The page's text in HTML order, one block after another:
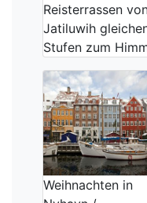
Reisterrassen
Jatiluwih
Stufen zum
Weihnachten in